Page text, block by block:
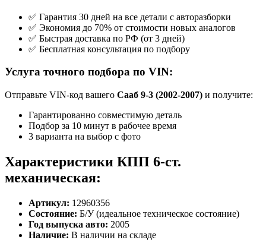
✅ Гарантия 30 дней на все детали с авторазборки
✅ Экономия до 70% от стоимости новых аналогов
✅ Быстрая доставка по РФ (от 3 дней)
✅ Бесплатная консультация по подбору
Услуга точного подбора по VIN:
Отправьте VIN-код вашего Сааб 9-3 (2002-2007) и получите:
Гарантированно совместимую деталь
Подбор за 10 минут в рабочее время
3 варианта на выбор с фото
Характеристики КПП 6-ст.
механическая:
Артикул: 12960356
Состояние: Б/У (идеальное техническое состояние)
Год выпуска авто: 2005
Наличие: В наличии на складе